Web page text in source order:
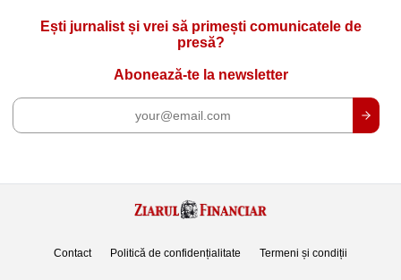
Ești jurnalist și vrei să primești comunicatele de
presă?
Abonează-te la newsletter
Contact Politică de confidențialitate Termeni și condiții